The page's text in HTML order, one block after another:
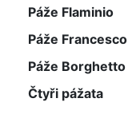
Páže Flaminio
Páže Francesco
Páže Borghetto
Čtyři pážata